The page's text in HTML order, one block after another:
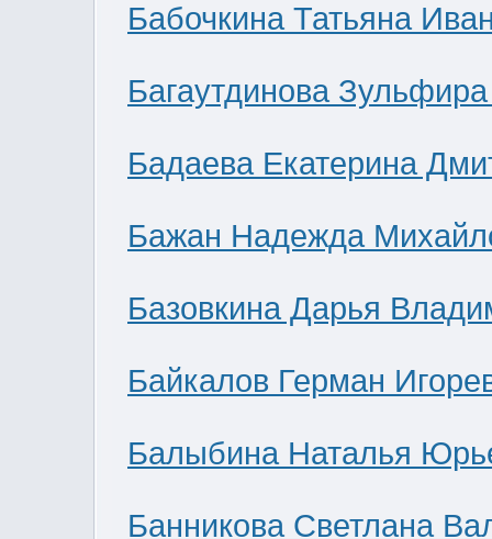
Бабочкина Татьяна
Багаутдинова
Бадаева Екатерина
Бажан Надежда
Базовкина Дарья
Байкалов Герман
Балыбина Наталья
Банникова Светлана